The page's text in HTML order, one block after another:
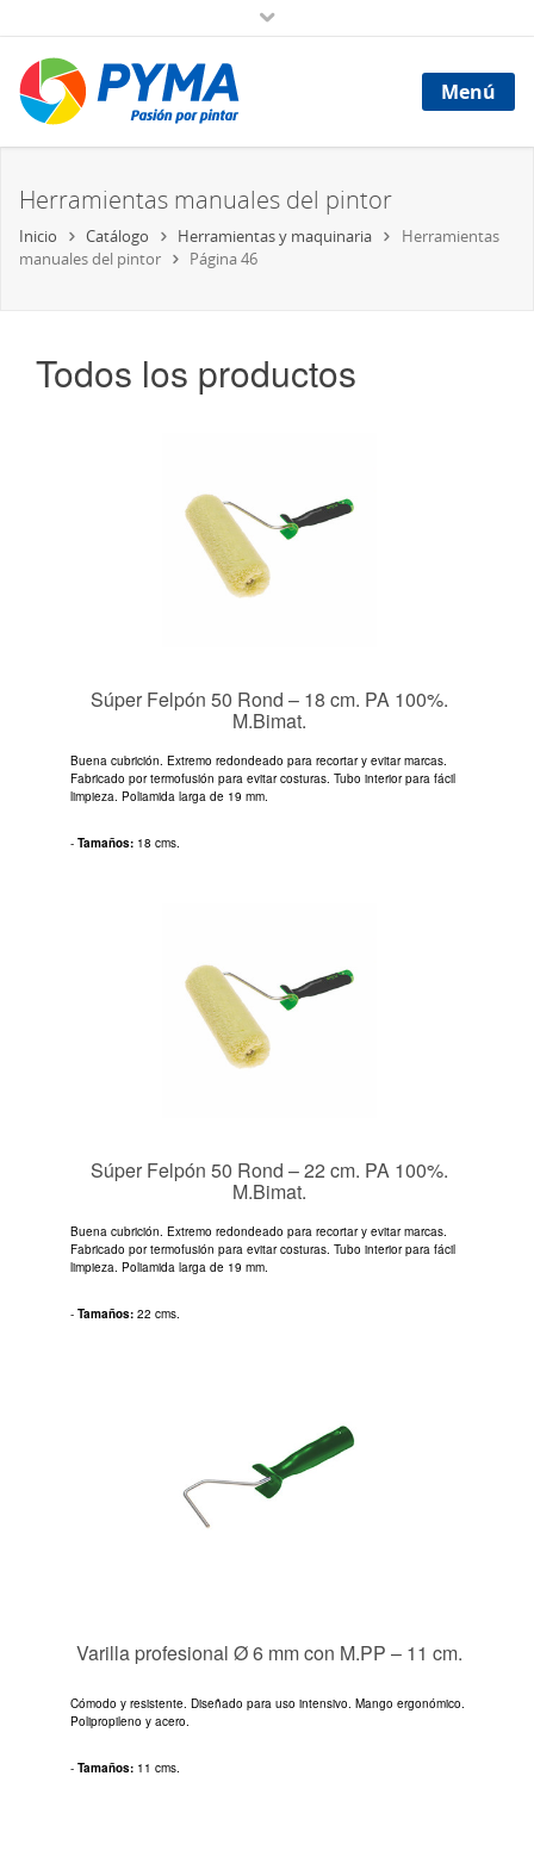
Menú
Herramientas manuales del pintor
Inicio Catálogo Herramientas y maquinaria
Herramientas
manuales del pintor
Página 46
Todos los productos
Súper Felpón 50 Rond – 18 cm. PA 100%.
M.Bimat.
Buena cubrición. Extremo redondeado para recortar y evitar marcas.
Fabricado por termofusión para evitar costuras. Tubo interior para fácil
limpieza. Poliamida larga de 19 mm.
- Tamaños: 18 cms.
Súper Felpón 50 Rond – 22 cm. PA 100%.
M.Bimat.
Buena cubrición. Extremo redondeado para recortar y evitar marcas.
Fabricado por termofusión para evitar costuras. Tubo interior para fácil
limpieza. Poliamida larga de 19 mm.
- Tamaños: 22 cms.
Varilla profesional Ø 6 mm con M.PP – 11 cm.
Cómodo y resistente. Diseñado para uso intensivo. Mango ergonómico.
Polipropileno y acero.
- Tamaños: 11 cms.